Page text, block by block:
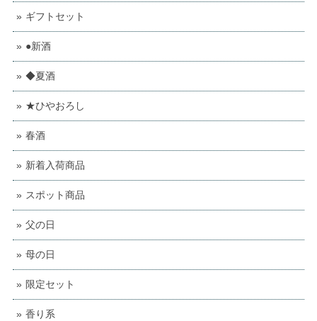
ギフトセット
●新酒
◆夏酒
★ひやおろし
春酒
新着入荷商品
スポット商品
父の日
母の日
限定セット
香り系